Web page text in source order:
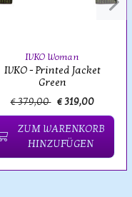
IVKO Woman
IVKO - Printed Jacket
Green
€ 379,00 € 319,00
ZUM WARENKORB
HINZUFÜGEN